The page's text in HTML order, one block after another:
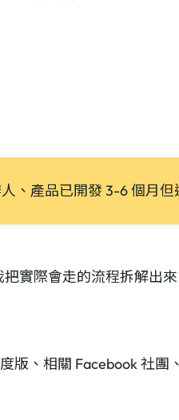
、產品已開發 3-6 個月但
實際會走的流程拆解出來
、相關 Facebook 社團